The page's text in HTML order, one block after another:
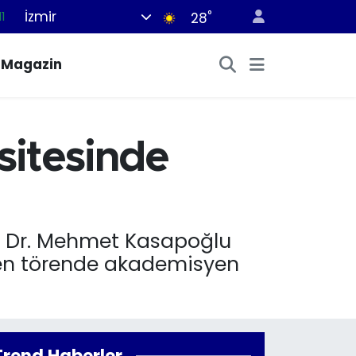
İzmir 28°
Magazin
Mehmet Kasapoğlu
törende akademisyen